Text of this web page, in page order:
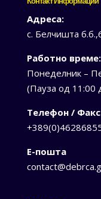
Адреса:
с. Белчишта
Работно време:
Понеделник –
(Пауза од 11:00
Телефон /
Е-пошта